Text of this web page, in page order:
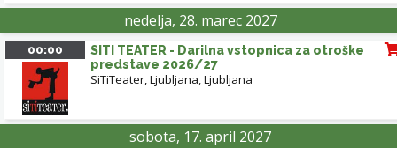
nedelja, 28. marec 2027
00:00
SITI TEATER - Darilna vstopnica za otroške
predstave 2026/27
SiTiTeater, Ljubljana,Ljubljana
sobota, 17. april 2027